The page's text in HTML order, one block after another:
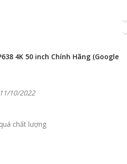
4K 50 inch Chính Hãng (Google
11/10/2022
chất lượng